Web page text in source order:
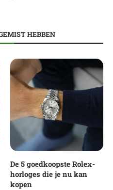
HEBBEN
De 5 goedkoopste Rolex-
horloges die je nu kan
kopen